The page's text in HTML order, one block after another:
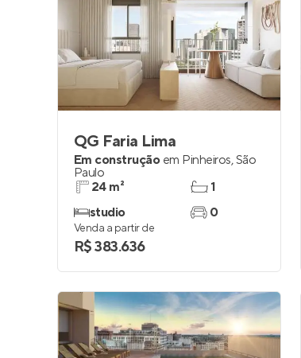
QG Faria Lima
Em construção em Pinheiros,São
Paulo
24 m²
studio
1
0
Venda a partir de
R$ 383.636